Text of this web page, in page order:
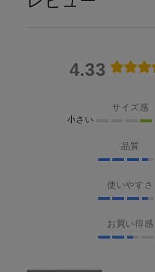
4.33
サイズ感
小さい
品質
使いやすさ
お買い得感